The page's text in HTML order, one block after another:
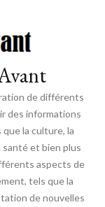
de différents
des informations
la culture, la
et bien plus
aspects de
tels que la
de nouvelles